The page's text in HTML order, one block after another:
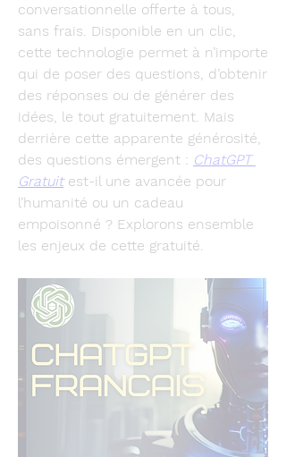
conversationnelle offerte à tous,
sans frais. Disponible en un clic,
cette technologie permet à n’importe
qui de poser des questions, d’obtenir
des réponses ou de générer des
idées, le tout gratuitement. Mais
derrière cette apparente générosité,
des questions émergent : ChatGPT
Gratuit est-il une avancée pour
l’humanité ou un cadeau
empoisonné ? Explorons ensemble
les enjeux de cette gratuité.